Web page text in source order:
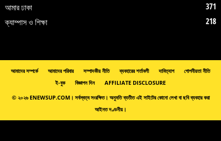
আমার ঢাকা
371
ক্যাম্পাস ও শিক্ষা
218
আমাদের সম্পর্কে আমাদের পরিবার সম্পাদকীয় নীতি ব্যবহারের শর্তাবলী দাবিত্যাগ
গোপনীয়তা নীতি
ই-বুক
বিজ্ঞাপন দিন
AFFILIATE DISCLOSURE
© ২০২৬ ENEWSUP.COM। সর্বস্বত্ব সংরক্ষিত। অনুমতি ব্যতীত এই সাইটের কোনো লেখা বা ছবি ব্যবহার করা
আইনত দণ্ডনীয়।